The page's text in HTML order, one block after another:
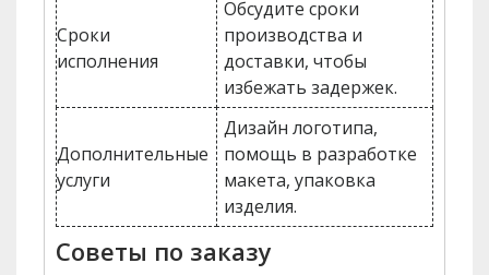
Сроки
исполнения
Обсудите сроки
производства и
доставки, чтобы
избежать задержек.
Дополнительные
услуги
Дизайн логотипа,
помощь в разработке
макета, упаковка
изделия.
Советы по заказу